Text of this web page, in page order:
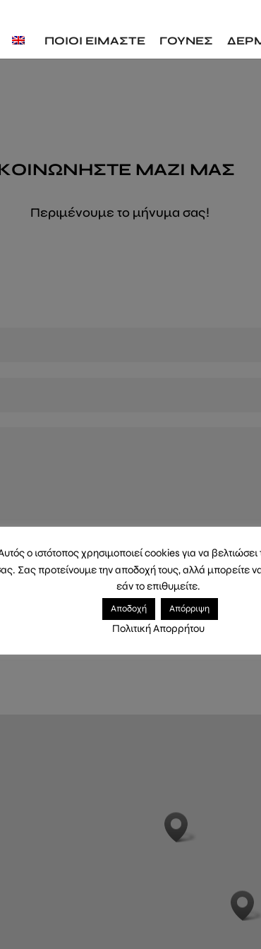
ΠΟΙΟΙ ΕΙΜΑΣΤΕ ΓΟΥΝΕΣ
ΜΑΖΙ ΜΑΣ
Περιμένουμε το μήνυμα σας!
ΑΠΟΣΤΟΛΉ
ο ιστότοπος χρησιμοποιεί cookies για να βελτιώσει
Σας προτείνουμε την αποδοχή τους, αλλά μπορείτε
εάν το επιθυμείτε.
Αποδοχή Απόρριψη
Πολιτική Απορρήτου